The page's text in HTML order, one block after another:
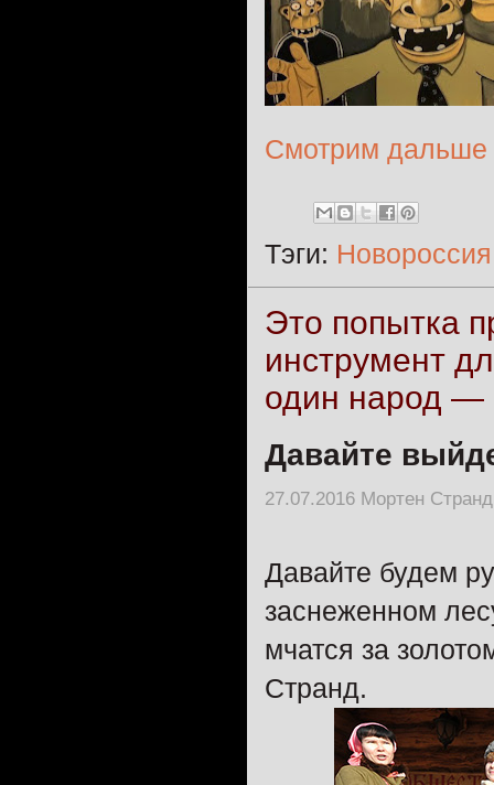
Смотрим
Тэги: Новороссия
Это попытка
инструмент
один народ —
Давайте
27.07.2016 Мортен
Давайте будем
заснеженном
мчатся за
Странд.